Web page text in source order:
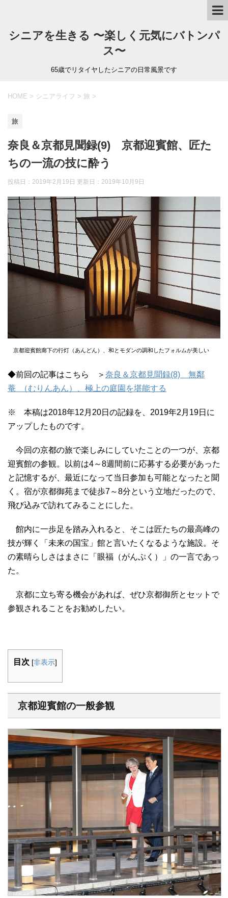
シニアを生きる 〜楽しく元気にバトンパ
ス〜
65歳でリタイヤしたシニアの日常風景です
HOME > シニアライフ > 旅 >
旅
奈良＆京都見聞録(9) 京都迎賓館、匠た
ちの一流の技に酔う
投稿日：2019年2月19日 更新日： 2019年10月9日
京都迎賓館廊下の行灯（あんどん）、和とモダンの調和したフォルムが美しい
◆前回の記事はこちら ＞ 奈良＆京都見聞録(8) 無鄰
菴 （むりんあん）、極上の庭園を堪能する
※ 本稿は2018年12月20日の記録を、2019年2月19日に
アップしたものです。
今回の京都の旅で楽しみにしていたことの一つが、京都
迎賓館の参観。以前は4～8週間前に応募する必要があった
と記憶するが、最近になって当日参加も可能となったと聞
く。宿が京都御苑まで徒歩7～8分という立地だったので、
飛び込みで訪れてみることにした。
館内に一歩足を踏み入れると、そこは匠たちの最高峰の
技が輝く「未来の国宝」館と言いたくなるような施設。そ
の素晴らしさはまさに「眼福（がんぷく）」の一言であっ
た。
京都に立ち寄る機会があれば、ぜひ京都御所とセットで
参観されることをお勧めしたい。
目次 [非表示]
京都迎賓館の一般参観